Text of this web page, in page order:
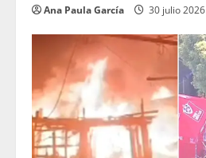
Ana Paula García 30 julio 2026